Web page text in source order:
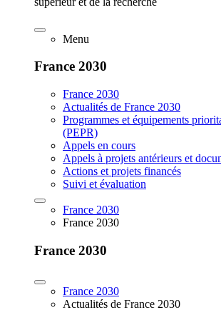
Menu
France 2030
France 2030
Actualités de France 2030
Programmes et équipements
(PEPR)
Appels en cours
Appels à projets antérieurs et
Actions et projets financés
Suivi et évaluation
France 2030
France 2030
France 2030
France 2030
Actualités de France 2030